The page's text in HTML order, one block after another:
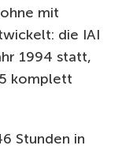
mit
die IAI
1994 statt,
komplett
Stunden in